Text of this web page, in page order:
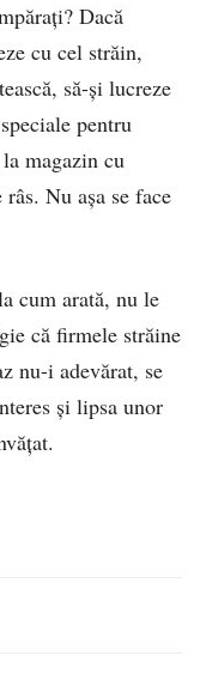
Dacă
cu cel străin,
să-şi lucreze
pentru
magazin cu
Nu aşa se face
cum arată, nu le
că firmele străine
nu-i adevărat, se
şi lipsa unor